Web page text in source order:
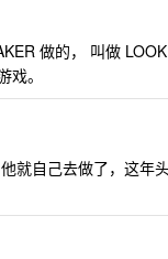
做的， 叫做
。
就自己去做了，这年